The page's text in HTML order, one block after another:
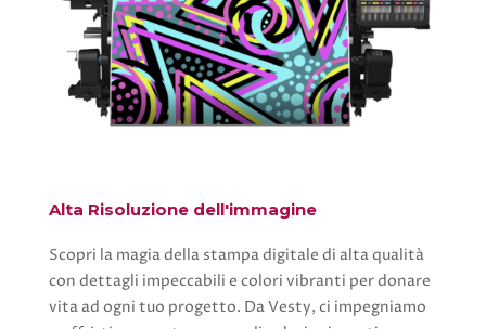
Alta Risoluzione dell'immagine
Scopri la magia della stampa digitale di alta qualità
con dettagli impeccabili e colori vibranti per donare
vita ad ogni tuo progetto. Da Vesty, ci impegniamo